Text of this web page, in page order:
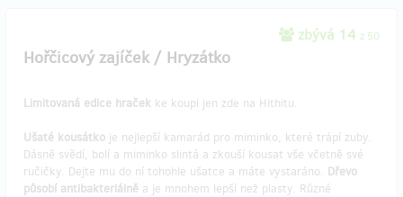
zbývá 14 z 50
Hořčicový zajíček / Hryzátko
Limitovaná edice hraček ke koupi jen zde na Hithitu.
Ušaté kousátko je nejlepší kamarád pro miminko, které trápí zuby.
Dásně svědí, bolí a miminko slintá a zkouší kousat vše včetně své
ručičky. Dejte mu do ní tohohle ušatce a máte vystaráno. Dřevo
působí antibakteriálně a je mnohem lepší než plasty. Různé